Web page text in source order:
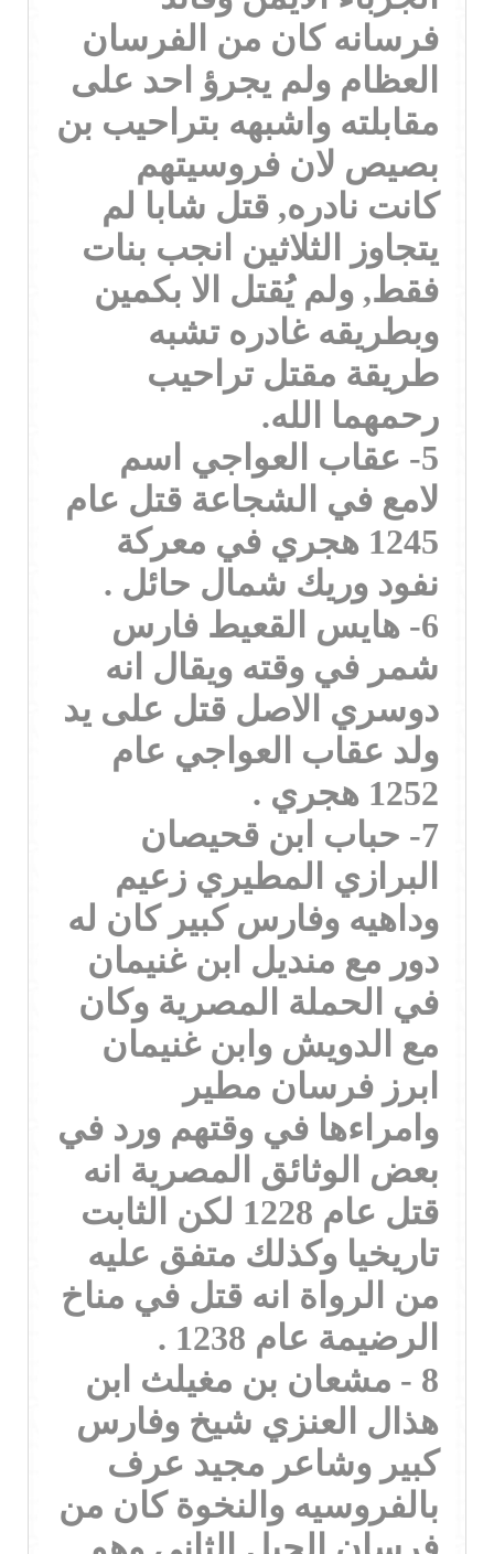
فرسانه كان من الفرسان
العظام ولم يجرؤ احد على
مقابلته واشبهه بتراحيب بن
بصيص لان فروسيتهم
كانت نادره, قتل شابا لم
يتجاوز الثلاثين انجب بنات
فقط, ولم يُقتل الا بكمين
وبطريقه غادره تشبه
طريقة مقتل تراحيب
رحمهما الله.
5- عقاب العواجي اسم
لامع في الشجاعة قتل عام
1245 هجري في معركة
نفود وريك شمال حائل .
6- هايس القعيط فارس
شمر في وقته ويقال انه
دوسري الاصل قتل على يد
ولد عقاب العواجي عام
1252 هجري .
7- حباب ابن قحيصان
البرازي المطيري زعيم
وداهيه وفارس كبير كان له
دور مع منديل ابن غنيمان
في الحملة المصرية وكان
مع الدويش وابن غنيمان
ابرز فرسان مطير
وامراءها في وقتهم ورد في
بعض الوثائق المصرية انه
قتل عام 1228 لكن الثابت
تاريخيا وكذلك متفق عليه
من الرواة انه قتل في مناخ
الرضيمة عام 1238 .
8 - مشعان بن مغيلث ابن
هذال العنزي شيخ وفارس
كبير وشاعر مجيد عرف
بالفروسيه والنخوة كان من